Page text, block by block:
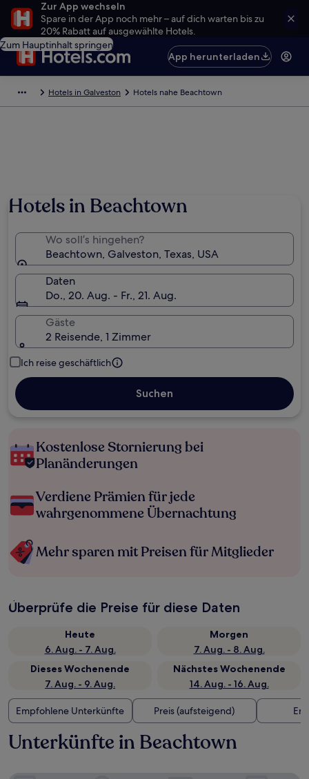
Zur App wechseln
Spare in der App noch mehr – auf dich warten bis zu
20% Rabatt auf ausgewählte Hotels.
Zum Hauptinhalt springen
App herunterladen
Hotels in Galveston Hotels nahe Beachtown
Hotels in Beachtown
Wo soll’s hingehen?
Beachtown, Galveston, Texas, USA
Daten
Do., 20. Aug. - Fr., 21. Aug.
Gäste
2 Reisende, 1 Zimmer
Ich reise geschäftlich
Suchen
Kostenlose Stornierung bei
Planänderungen
Verdiene Prämien für jede
wahrgenommene Übernachtung
Mehr sparen mit Preisen für Mitglieder
Überprüfe die Preise für diese Daten
Heute
6. Aug. - 7. Aug.
Morgen
7. Aug. - 8. Aug.
Dieses Wochenende
7. Aug. - 9. Aug.
Nächstes Wochenende
14. Aug. - 16. Aug.
Empfohlene Unterkünfte Preis (aufsteigend)
Unterkünfte in Beachtown